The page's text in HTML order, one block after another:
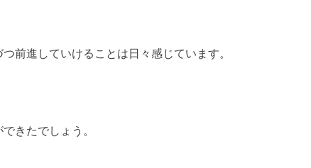
前進していけることは日々感じています。
きたでしょう。